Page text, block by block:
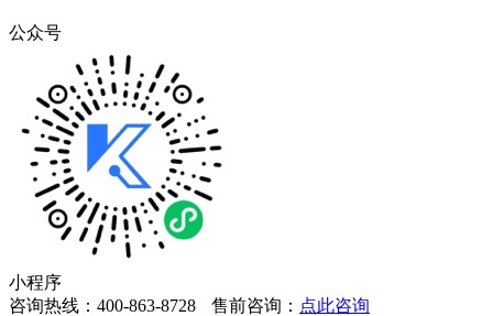
公众号
小程序
咨询热线：400-863-8728
售前咨询： 点此咨询